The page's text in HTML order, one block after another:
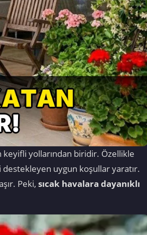
keyifli yollarından biridir. Özellikle
destekleyen uygun koşullar yaratır.
Peki, sıcak havalara dayanıklı